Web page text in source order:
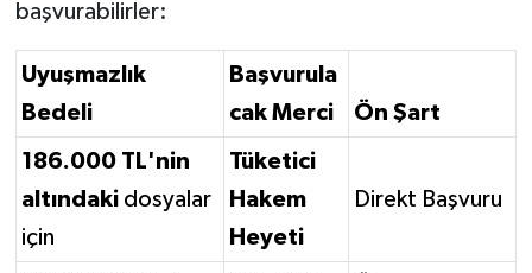
başvurabilirler:
Uyuşmazlık
Bedeli
Başvurula
cak Merci
Ön Şart
186.000 TL'nin
altındaki dosyalar
için
Tüketici
Hakem
Heyeti
Direkt Başvuru